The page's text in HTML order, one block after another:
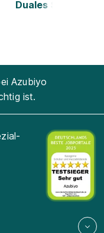
Duales Studium
Azubiyo
ist.